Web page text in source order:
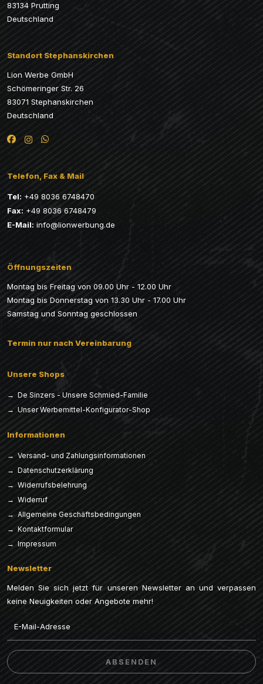
83134 Prutting
Deutschland
Standort Stephanskirchen
Lion Werbe GmbH
Schömeringer Str. 26
83071 Stephanskirchen
Deutschland
Telefon, Fax & Mail
Tel: +49 8036 6748470
Fax: +49 8036 6748479
E-Mail: info@lionwerbung.de
Öffnungszeiten
Montag bis Freitag von 09.00 Uhr - 12.00 Uhr
Montag bis Donnerstag von 13.30 Uhr - 17.00 Uhr
Samstag und Sonntag geschlossen
Termin nur nach Vereinbarung
Unsere Shops
→ De Sinzers - Unsere Schmied-Familie
→ Unser Werbemittel-Konfigurator-Shop
Informationen
→ Versand- und Zahlungsinformationen
→ Datenschutzerklärung
→ Widerrufsbelehrung
→ Widerruf
→ Allgemeine Geschäftsbedingungen
→ Kontaktformular
→ Impressum
Newsletter
Melden Sie sich jetzt für unseren Newsletter an und verpassen
keine Neuigkeiten oder Angebote mehr!
ABSENDEN
ABSENDEN